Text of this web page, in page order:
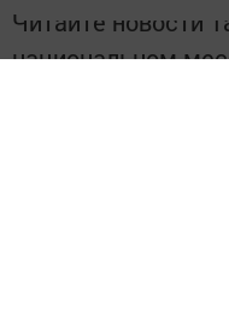
Читайте новости
национальном